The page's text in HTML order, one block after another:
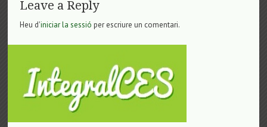
Leave a Reply
Heu d'iniciar la sessió per escriure un comentari.